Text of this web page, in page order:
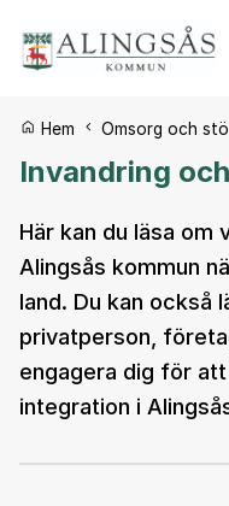
Du är här:
Hem Omsorg och
Invandring
Här kan du läsa
Alingsås kommun
land. Du kan också
privatperson,
engagera dig för
integration i